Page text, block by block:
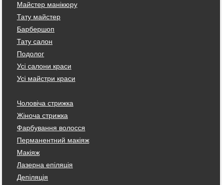
Майстер манікюру
Тату майстер
Барбершоп
Тату салон
Подолог
Усі салони краси
Усі майстри краси
Чоловіча стрижка
Жіноча стрижка
Фарбування волосся
Перманентний макіяж
Макіяж
Лазерна епіляція
Депіляція